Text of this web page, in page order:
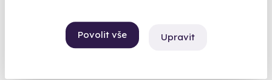
Povolit vše Upravit
Exkluzivně u Zážitky.cz